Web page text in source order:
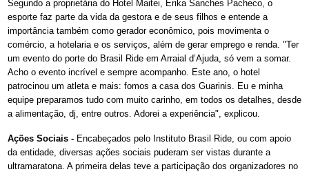
Segundo a proprietária do Hotel Maitei, Erika Sanches Pacheco, o
esporte faz parte da vida da gestora e de seus filhos e entende a
importância também como gerador econômico, pois movimenta o
comércio, a hotelaria e os serviços, além de gerar emprego e renda. "Ter
um evento do porte do Brasil Ride em Arraial d’Ajuda, só vem a somar.
Acho o evento incrível e sempre acompanho. Este ano, o hotel
patrocinou um atleta e mais: fomos a casa dos Guarinis. Eu e minha
equipe preparamos tudo com muito carinho, em todos os detalhes, desde
a alimentação, dj, entre outros. Adorei a experiência", explicou.
Ações Sociais - Encabeçados pelo Instituto Brasil Ride, ou com apoio
da entidade, diversas ações sociais puderam ser vistas durante a
ultramaratona. A primeira delas teve a participação dos organizadores no